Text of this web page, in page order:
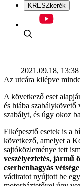
KRESZkerék
2021.09.18, 13:38
Az utcára kilépve
A következő eset
és hiába szabálykövető
szabályt, és úgy okoz
Elképesztő esetek is a
következő, amelyet a
sajtóközleménye tett
veszélyeztetés, jármű
cserbenhagyás
vádiratot nyújtott be